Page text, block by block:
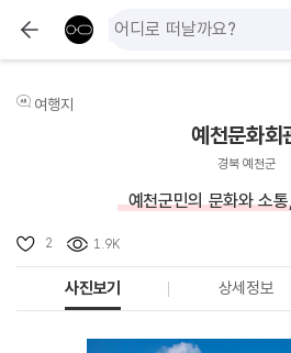
여행지
예천문화회
경북 예천군
예천군민의 문화와 소
2 1.9K
사진보기 상세정보